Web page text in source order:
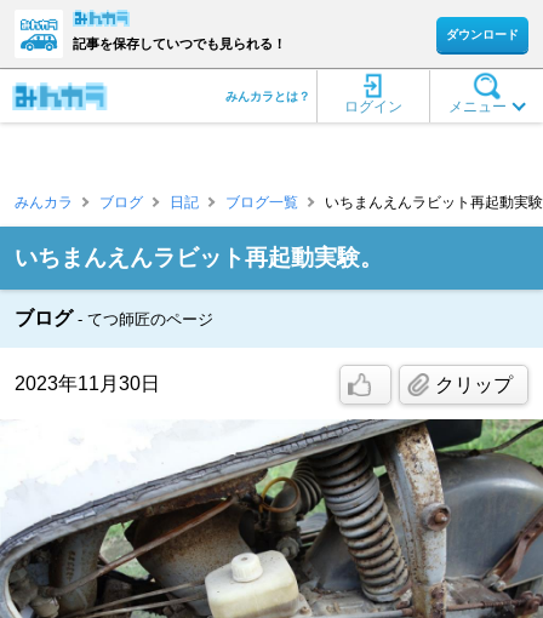
記事を保存していつでも見られる！
ダウンロード
メニュー
ログイン
みんカラとは？
みんカラ ブログ 日記 ブログ一覧 いちまんえんラビット再起動実
いちまんえんラビット再起動実験。
ブログ てつ師匠のページ
2023年11月30日 クリップ